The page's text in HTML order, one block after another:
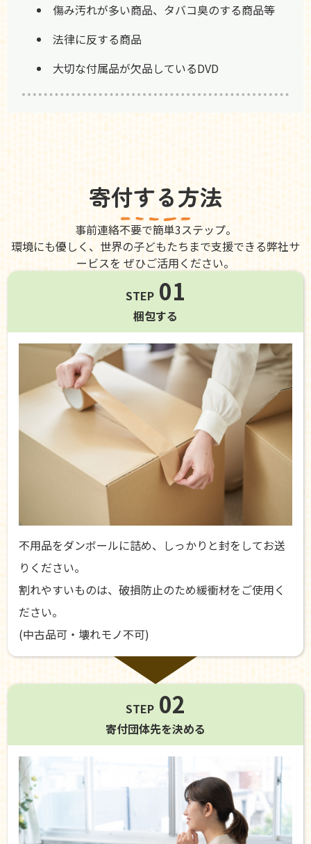
傷み汚れが多い商品、タバコ臭のする商品等
法律に反する商品
大切な付属品が欠品しているDVD
寄付する方法
事前連絡不要で簡単3ステップ。
環境にも優しく、世界の子どもたちまで支援できる弊社サ
ービスを ぜひご活用ください。
STEP 01
梱包する
不用品をダンボールに詰め、しっかりと封をしてお送
りください。
割れやすいものは、破損防止のため緩衝材をご使用く
ださい。
(中古品可・壊れモノ不可)
STEP 02
寄付団体先を決める